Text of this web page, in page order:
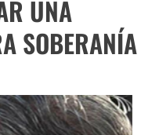
UNA
SOBERANÍA